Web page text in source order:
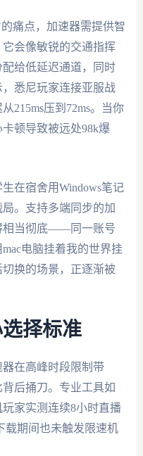
痛点，加速器需提供智
会像敏锐的交通指挥
给低延迟通道，同时
悉尼玩家连接亚服战
215ms压到72ms。当你
顿导致被远处98k爆
在宿舍用Windows笔记
。支持多端同步的加
相当彻底——同一账号
电脑挂着我的世界挂
换的场景，正逐渐被
择标准
在高峰时段限制带
后捅刀。专业工具如
家实测连续8小时直播
载期间也未触发限速机